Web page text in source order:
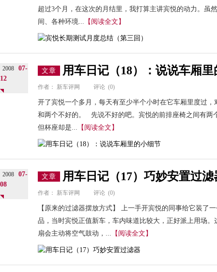
超过3个月，在这次的月结里，我打算主讲宾悦的动力。虽
间、各种环境... 【阅读全文】
2008
07-
12
文章 用车日记（18）：说说车厢
作者： 新车评网 评论 (0)
开了宾悦一个多月，每天有至少半个小时在它车厢里度过
和两个不好的。 先说不好的吧。宾悦的前排座椅之间有两
但杯座却是... 【阅读全文】
2008
07-
08
文章 用车日记（17）巧妙安置过滤
作者： 新车评网 评论 (0)
【原来的过滤器摆放方式】 上一手开宾悦的同事给它装了
品，当时宾悦正值新车，车内味道比较大，正好派上用场
扇会主动将空气鼓动，... 【阅读全文】